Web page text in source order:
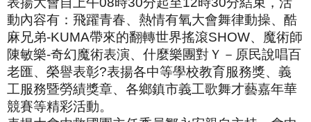
動內容有：飛躍青春、熱情有氧大會舞律動操、酷
麻兄弟-KUMA帶來的翻轉世界搖滾SHOW、魔術師
陳敏樂-奇幻魔術表演、什麼樂團對Ｙ－原民說唱百
老匯、榮譽表彰?表揚各中等學校教育服務獎、義
工服務暨勞績獎章、各鄉鎮市義工歌舞才藝嘉年華
競賽等精彩活動。